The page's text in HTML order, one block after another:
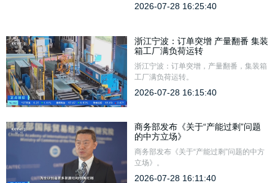
2026-07-28 16:25:40
浙江宁波：订单突增 产量翻番 集装
箱工厂满负荷运转
浙江宁波：订单突增，产量翻番，集装箱
工厂满负荷运转。
2026-07-28 16:15:40
商务部发布《关于“产能过剩”问题
的中方立场》
商务部发布《关于“产能过剩”问题的中方
立场》。
2026-07-28 16:11:40